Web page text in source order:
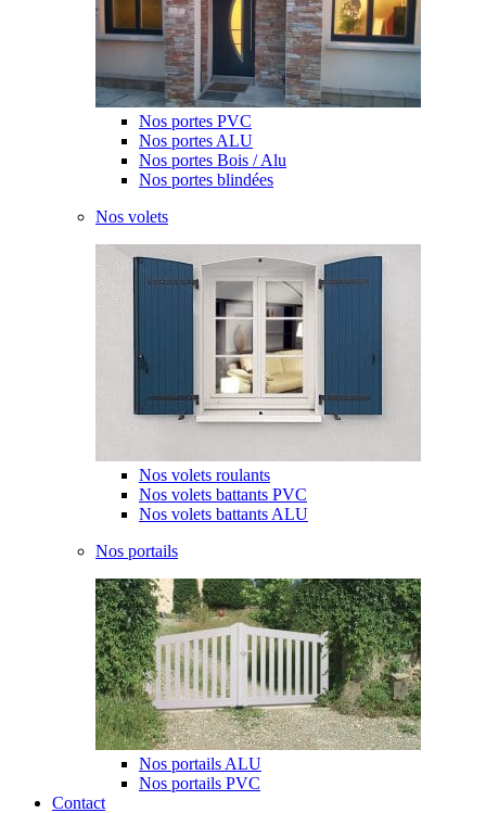
Nos portes PVC
Nos portes ALU
Nos portes Bois / Alu
Nos portes blindées
Nos volets
Nos volets roulants
Nos volets battants PVC
Nos volets battants ALU
Nos portails
Nos portails ALU
Nos portails PVC
Contact